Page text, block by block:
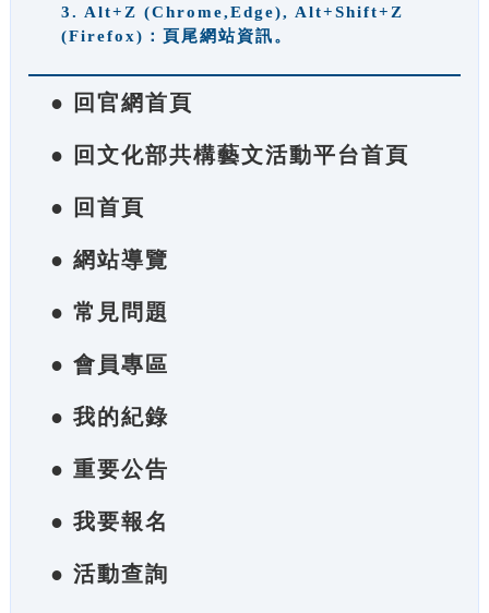
3. Alt+Z (Chrome,Edge), Alt+Shift+Z
(Firefox)：頁尾網站資訊。
● 回官網首頁
● 回文化部共構藝文活動平台首頁
● 回首頁
● 網站導覽
● 常見問題
● 會員專區
● 我的紀錄
● 重要公告
● 我要報名
● 活動查詢